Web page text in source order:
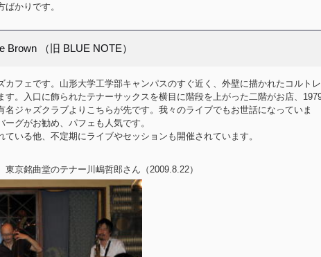
かりです。
Brown （旧 BLUE NOTE）
カフェです。山形大学工学部キャンパスのすぐ近く、外壁に描かれたコルトレ
す。入口に飾られたテナーサックスを横目に階段を上がった二階がお店、
名ジャズクラブよりこちらが先です。我々のライブでもお世話になっていま
グがお勧め、パフェも人気です。
ている他、不定期にライブやセッションも開催されています。
京銘曲堂のテナー川嶋哲郎さん（2009.8.22）